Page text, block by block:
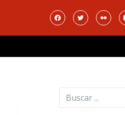
Buscar